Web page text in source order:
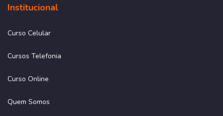
Institucional
Curso Celular
Cursos Telefonia
Curso Online
Quem Somos